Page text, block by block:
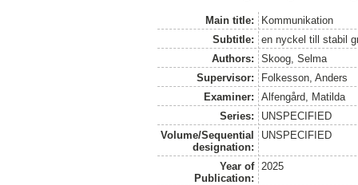
Main title:
Kommunikation
Subtitle:
en nyckel till stabil
Authors:
Skoog, Selma
Supervisor:
Folkesson, Anders
Examiner:
Alfengård, Matilda
Series:
UNSPECIFIED
Volume/Sequential
designation:
UNSPECIFIED
Year of
Publication:
2025